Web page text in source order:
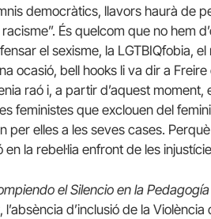
democràtics, llavors haurà de
És quelcom que no hem
el sexisme, la LGTBIQfobia,
ocasió, bell hooks li va dir a
raó i, a partir d’aquest moment,
feministes que exclouen del
per elles a les seves cases.
la rebel·lia enfront de les
el Silencio en la
d’inclusió de la Violència